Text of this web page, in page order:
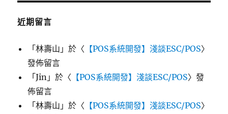
近期留言
「林壽山 」於〈 【POS系統開發】淺談ESC/POS〉
發佈留言
「Jin 」於〈 【POS系統開發】淺談ESC/POS〉發
佈留言
「林壽山 」於〈 【POS系統開發】淺談ESC/POS〉